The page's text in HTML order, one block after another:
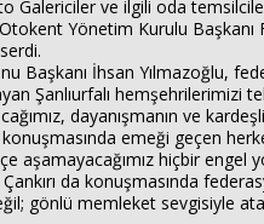
Galericiler ve ilgili oda
Yönetim Kurulu
Başkanı İhsan Yılmazoğlu,
Şanlıurfalı
dayanışmanın ve
emeği geçen
aşamayacağımız hiçbir engel
da konuşmasında
gönlü memleket sevgisiyle